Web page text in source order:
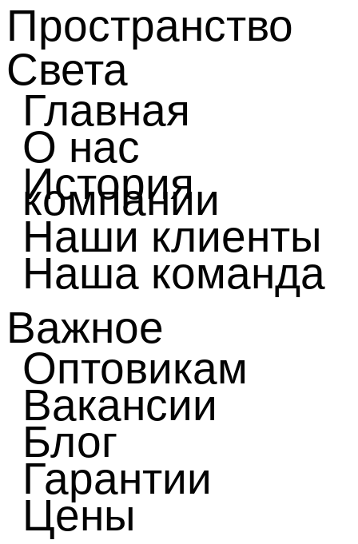
Пространство
Света
Главная
О нас
История
компании
Наши клиенты
Наша команда
Важное
Оптовикам
Вакансии
Блог
Гарантии
Цены